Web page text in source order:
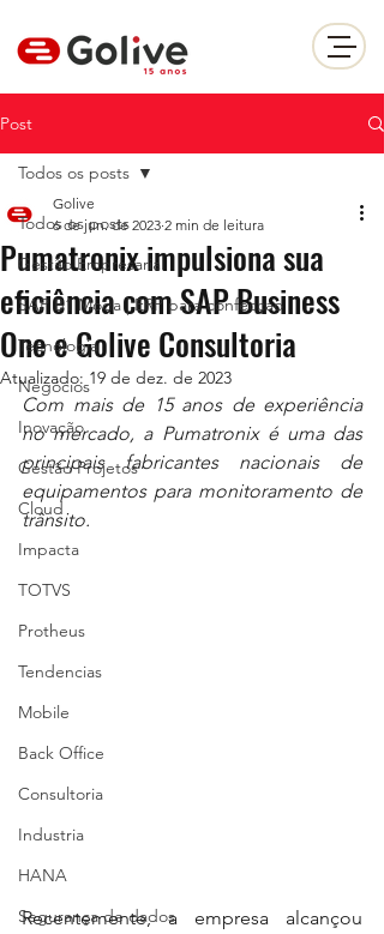
Post
Todos os posts
Gestão Empresarial
SAP B1 Moda | ERP para confecçao
Tecnologia
Negócios
Inovação
Gestão Projetos
Cloud
Impacta
TOTVS
Protheus
Tendencias
Mobile
Back Office
Consultoria
Industria
HANA
Segurança de dados
Todos os posts
Pumatronix impulsiona sua
eficiência com SAP Business
One e Golive Consultoria
Golive
6 de jun. de 2023 2 min de leitura
Atualizado: 19 de dez. de 2023
Com mais de 15 anos de experiência
no mercado, a Pumatronix é uma das
principais fabricantes nacionais de
equipamentos para monitoramento de
trânsito.
Recentemente, a empresa alcançou